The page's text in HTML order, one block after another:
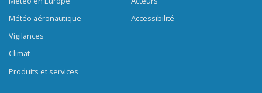
Météo aéronautique
Vigilances
Climat
Produits et services
Accessibilité